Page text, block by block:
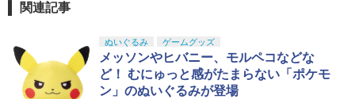
関連記事
ぬいぐるみ ゲームグッズ
メッソンやヒバニー、モルペコなどな
ど！ むにゅっと感がたまらない「ポケモ
ン」のぬいぐるみが登場